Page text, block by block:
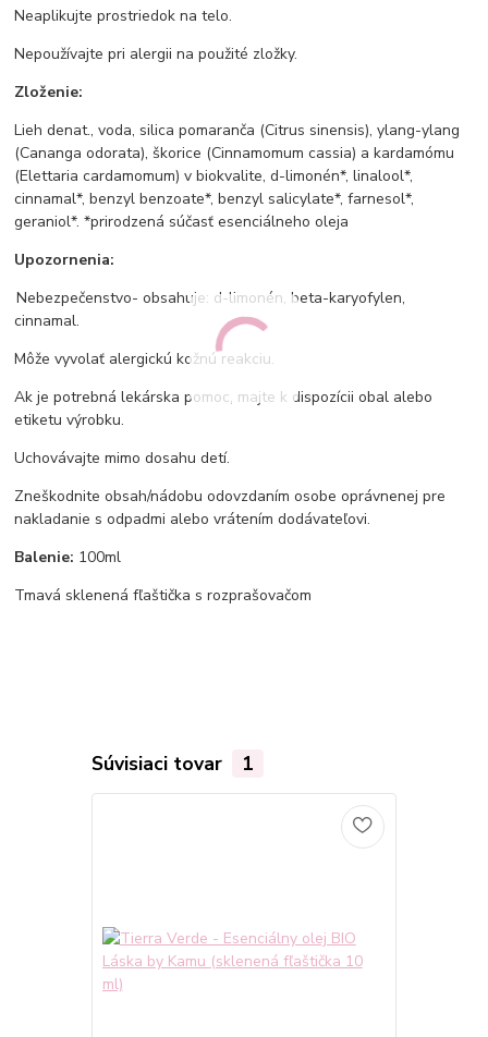
Neaplikujte prostriedok na telo.
Nepoužívajte pri alergii na použité zložky.
Zloženie:
Lieh denat., voda, silica pomaranča (Citrus sinensis), ylang-ylang
(Cananga odorata), škorice (Cinnamomum cassia) a kardamómu
(Elettaria cardamomum) v biokvalite, d-limonén*, linalool*,
cinnamal*, benzyl benzoate*, benzyl salicylate*, farnesol*,
geraniol*. *prirodzená súčasť esenciálneho oleja
Upozornenia:
Nebezpečenstvo- obsahuje: d-limonén, beta-karyofylen,
cinnamal.
Môže vyvolať alergickú kožnú reakciu.
Ak je potrebná lekárska pomoc, majte k dispozícii obal alebo
etiketu výrobku.
Uchovávajte mimo dosahu detí.
Zneškodnite obsah/nádobu odovzdaním osobe oprávnenej pre
nakladanie s odpadmi alebo vrátením dodávateľovi.
Balenie: 100ml
Tmavá sklenená fľaštička s rozprašovačom
Súvisiaci tovar 1